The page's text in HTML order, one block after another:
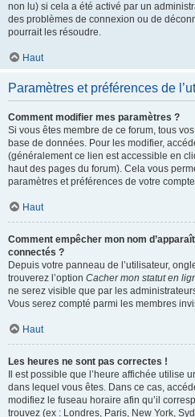
non lu) si cela a été activé par un
des problèmes de connexion ou de
pourrait les résoudre.
Haut
Paramètres et préférences de
Comment modifier mes paramètres ?
Si vous êtes membre de ce forum, tous
base de données. Pour les modifier,
(généralement ce lien est accessible en
haut des pages du forum). Cela vous
paramètres et préférences de votre
Haut
Comment empêcher mon nom
connectés ?
Depuis votre panneau de l’utilisateur,
trouverez l’option Cacher mon statut en
ne serez visible que par les
Vous serez compté parmi les membres
Haut
Les heures ne sont pas correctes !
Il est possible que l’heure affichée utilise
dans lequel vous êtes. Dans ce cas,
modifiez le fuseau horaire afin qu’il
trouvez (ex : Londres, Paris, New York,